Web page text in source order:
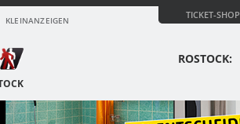
KLEINANZEIGEN TICKET-SHOP
ROSTOCK: